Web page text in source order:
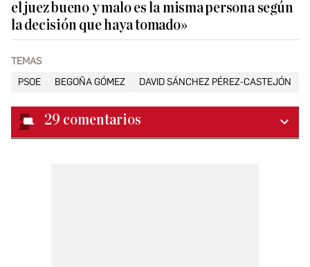
el juez bueno y malo es la misma persona según
la decisión que haya tomado»
TEMAS
PSOE
BEGOÑA GÓMEZ DAVID SÁNCHEZ PÉREZ-CASTEJÓN
29 comentarios